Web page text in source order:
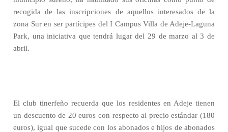
recogida de las inscripciones de aquellos interesados de la
zona Sur en ser partícipes del I Campus Villa de Adeje-Laguna
Park, una iniciativa que tendrá lugar del 29 de marzo al 3 de
abril.
El club tinerfeño recuerda que los residentes en Adeje tienen
un descuento de 20 euros con respecto al precio estándar (180
euros), igual que sucede con los abonados e hijos de abonados